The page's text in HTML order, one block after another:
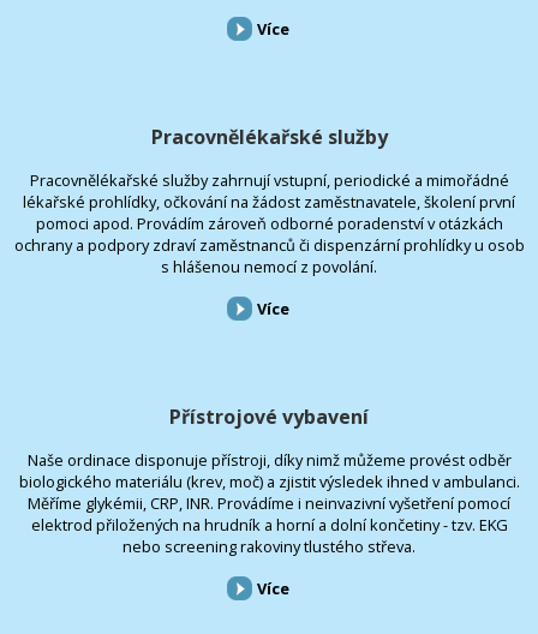
Více
Pracovnělékařské služby
Pracovnělékařské služby zahrnují vstupní, periodické a mimořádné
lékařské prohlídky, očkování na žádost zaměstnavatele, školení první
pomoci apod. Provádím zároveň odborné poradenství v otázkách
ochrany a podpory zdraví zaměstnanců či dispenzární prohlídky u osob
s hlášenou nemocí z povolání.
Více
Přístrojové vybavení
Naše ordinace disponuje přístroji, díky nimž můžeme provést odběr
biologického materiálu (krev, moč) a zjistit výsledek ihned v ambulanci.
Měříme glykémii, CRP, INR. Provádíme i neinvazivní vyšetření pomocí
elektrod přiložených na hrudník a horní a dolní končetiny - tzv. EKG
nebo screening rakoviny tlustého střeva.
Více